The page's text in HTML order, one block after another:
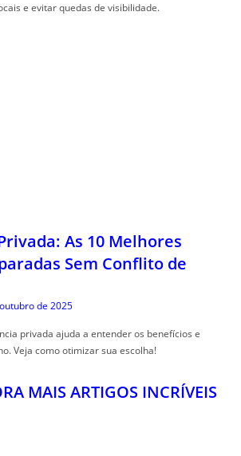
e evitar quedas de visibilidade.
As 10 Melhores
Sem Conflito de
de 2025
privada ajuda a entender os benefícios e
Veja como otimizar sua escolha!
MAIS ARTIGOS INCRÍVEIS